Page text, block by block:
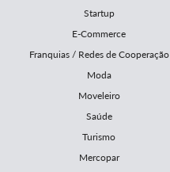
Startup
E-Commerce
Franquias / Redes de Cooperação
Moda
Moveleiro
Saúde
Turismo
Mercopar